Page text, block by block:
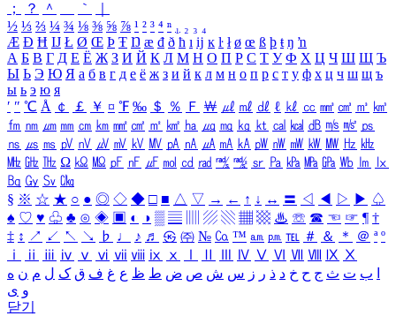
；
？ ＾ ｀
½ ⅓ ⅔ ¼ ¾ ⅛ ⅜ ⅝ ⅞ ¹ ² ³ ⁴ ⁿ ₁ ₂ ₃ ₄
Æ Ð Ħ Ĳ Ł Ø Œ Þ Ŧ Ŋ æ đ ð ħ ı ĳ ĸ ŀ ł ø œ ß þ ŧ ŋ ŉ
А Б В Г Д Е Ё Ж З И Й К Л М Н О П Р С Т У Ф Х Ц Ч Ш Щ Ъ
Ы Ь Э Ю Я а б в г д е ё ж з и й к л м н о п р с т у ф х ц ч ш щ ъ
ы ь э ю я
′ ″ ℃ Å ￠ ￡ ￥ ¤ ℉ ‰ ＄ ％ Ｆ ￦ ㎕ ㎖ ㎗ ℓ ㎘ ㏄ ㎣ ㎤ ㎥ ㎦
㎙ ㎚ ㎛ ㎜ ㎝ ㎞ ㎟ ㎠ ㎡ ㎢ ㏊ ㎍ ㎎ ㎏ ㏏ ㎈ ㎉ ㏈ ㎧ ㎨ ㎰
㎱ ㎲ ㎳ ㎴ ㎵ ㎶ ㎷ ㎸ ㎹ ㎀ ㎁ ㎂ ㎃ ㎄ ㎺ ㎻ ㎽ ㎾ ㎿ ㎐ ㎑
㎒ ㎓ ㎔ Ω ㏀ ㏁ ㎊ ㎋ ㎌ ㏖ ㏅ ㎭ ㎮ ㎯ ㏛ ㎩ ㎪ ㎫ ㎬ ㏝ ㏐
㏓
㏃ ㏉ ㏜ ㏆
§ ※ ☆ ★ ○ ● ◎ ◇ ◆ □ ■ △ ▽ → ← ↑ ↓ ↔ 〓 ◁ ◀ ▷ ▶ ♤
♠ ♡ ♥ ♧ ♣ ⊙ ◈ ▣ ◐ ◑ ▒ ▤ ▨ ▧ ▦ ▩ ♨ ☏ ☎ ☜ ☞ ¶ †
‡ ↕ ↗ ↙ ↖ ↘ ♭ ♩ ♪ ♬ ㉿ ㈜ № ㏇ ™ ㏂ ㏘ ℡ ＃ ＆ ＊ ＠ ª º
ⅰ
ⅱ ⅲ ⅳ ⅴ ⅵ ⅶ ⅷ ⅸ ⅹ Ⅳ Ⅴ Ⅵ Ⅶ Ⅷ Ⅸ Ⅹ
ب ت ث ج ح خ د ذ ر ز س ش ص ض ط ظ ع غ ف ق ک ل م ن ه
و ی
닫기